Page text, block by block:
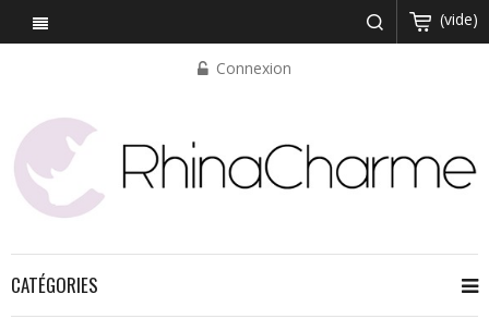
(vide)
Connexion
CATÉGORIES